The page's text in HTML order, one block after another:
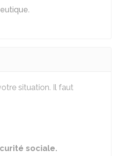
.
situation. Il faut
sociale.